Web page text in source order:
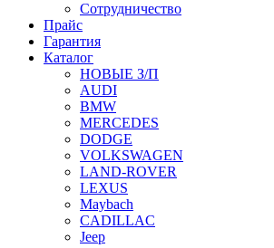
Сотрудничество
Прайс
Гарантия
Каталог
НОВЫЕ З/П
AUDI
BMW
MERCEDES
DODGE
VOLKSWAGEN
LAND-ROVER
LEXUS
Maybach
CADILLAC
Jeep